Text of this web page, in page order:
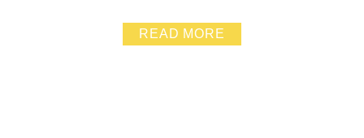
戶跑跑跑跳跳也沒有什麼不可以.廣場夠大.可以耗掉不少
體力 XD 探索館就是免費入場的展館.吹吹冷氣.了解漁
READ MORE